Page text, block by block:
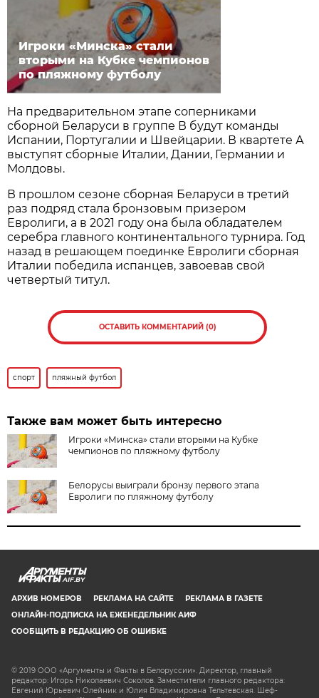
Игроки «Минска» стали
вторыми на Кубке чемпионов
по пляжному футболу
На предварительном этапе соперниками
сборной Беларуси в группе В будут команды
Испании, Португалии и Швейцарии. В квартете А
выступят сборные Италии, Дании, Германии и
Молдовы.
В прошлом сезоне сборная Беларуси в третий
раз подряд стала бронзовым призером
Евролиги, а в 2021 году она была обладателем
серебра главного континентального турнира. Год
назад в решающем поединке Евролиги сборная
Италии победила испанцев, завоевав свой
четвертый титул.
ОСТАВИТЬ КОММЕНТАРИЙ (0)
спорт пляжный футбол
Также вам может быть интересно
Игроки «Минска» стали вторыми на Кубке
чемпионов по пляжному футболу
Белорусы выиграли бронзу первого этапа
Евролиги по пляжному футболу
AIF.BY
АРХИВ НОМЕРОВ РЕКЛАМА НА САЙТЕ
РЕКЛАМА В ГАЗЕТЕ
ОНЛАЙН-ПОДПИСКА НА ЕЖЕНЕДЕЛЬНИК АИФ
СООБЩИТЬ В РЕДАКЦИЮ ОБ ОШИБКЕ
© 2019 ООО «Аргументы и Факты в Белоруссии». Директор, главный
редактор: Игорь Николаевич Соколов. Заместители главного редактора:
Евгений Юрьевич Олейник и Юлия Владимировна Тельтевская. Шеф-